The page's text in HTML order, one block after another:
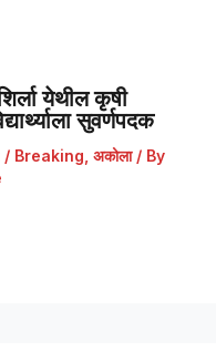
येथील कृषी
सुवर्णपदक
/ Breaking अकोला/ By